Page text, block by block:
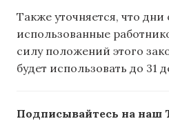
Также уточняется, что дни
использованные
силу положений этого
будет использовать до 31
Подписывайтесь на наш